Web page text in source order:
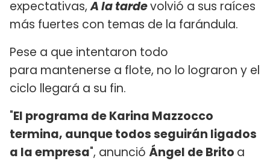
expectativas,A la tardevolvió a sus raíces
más fuertes con temas de la farándula.
Pese a que intentaron todo
para mantenerse a flote, no lo lograron y el
ciclo llegará a su fin.
"El programa de Karina Mazzocco
termina, aunque todos seguirán ligados
a la empresa", anunció Ángel de Brito a